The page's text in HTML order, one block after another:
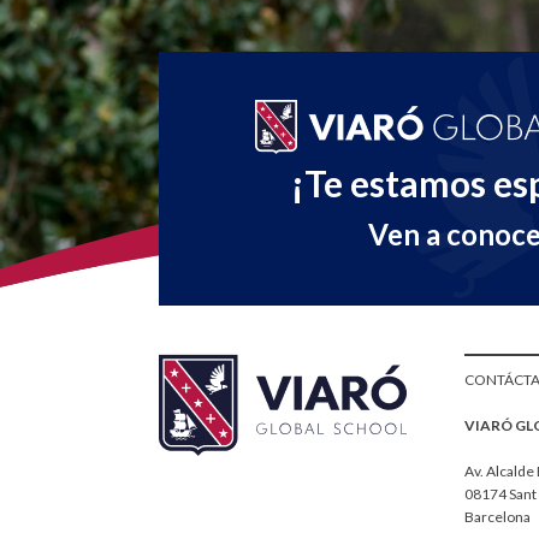
¡Te estamos
Ven a
VIARÓ
Av. Alcalde
08174
Barcelona